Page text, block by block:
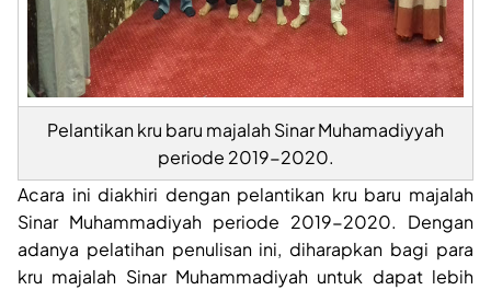
Pelantikan kru baru majalah Sinar Muhamadiyyah
periode 2019-2020.
Acara ini diakhiri dengan pelantikan kru baru majalah
Sinar Muhammadiyah periode 2019-2020. Dengan
adanya pelatihan penulisan ini, diharapkan bagi para
kru majalah Sinar Muhammadiyah untuk dapat lebih